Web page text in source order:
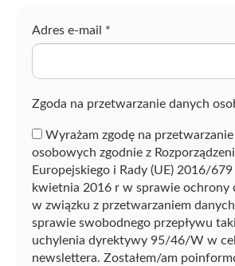
Adres e-mail *
Zgoda na przetwarzanie danych
Wyrażam zgodę na
osobowych zgodnie z
Europejskiego i Rady (UE) 2016/
kwietnia 2016 r w sprawie ochrony
w związku z przetwarzaniem
sprawie swobodnego przepływu
uchylenia dyrektywy 95/46/W w
newslettera. Zostałem/am